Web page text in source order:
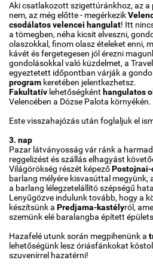
Aki csatlakozott szigettúránkhoz, az a
nem, az még előtte - megérkezik
csodálatos velencei hangulat! Itt
a tömegben, néha kicsit elveszni,
olaszokkal, finom olasz ételeket enni,
kávét és fergetegesen jól érezni
gondolásokkal való küzdelmet, a
egyeztetett időpontban várják a
program keretében jelentkezhetsz.
Fakultatív lehetőségként hangulatos
Velencében a Dózse Palota környékén.
Este visszahajózás után foglaljuk el
3. nap
Pazar látványosság vár ránk a
reggelizést és szállás elhagyást
Világörökség részét képezőPostojnai-
barlang mélyére kisvasúttal
a barlang lélegzetelállító szépségű
Lenyűgözve indulunk tovább, hogy a
készítsünk a Predjama-kastélyról,
szemünk elé baralangba épített
Hazafelé utunk során megpihenünk a
lehetőségünk lesz óriásfánkokat
szuvenírrel hazatérni!